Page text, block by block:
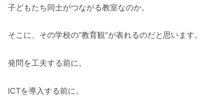
子どもたち同士がつながる教室なのか。
そこに、その学校の“教育観”が表れるのだと思います。
発問を工夫する前に。
ICTを導入する前に。